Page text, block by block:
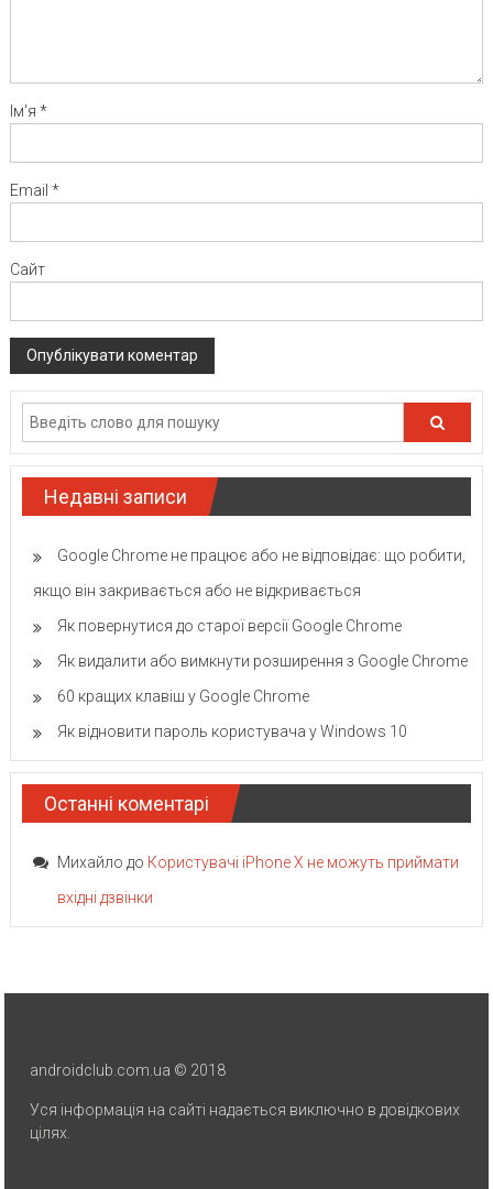
Ім'я *
Email *
Сайт
Недавні записи
Google Chrome не працює або не відповідає: що робити,
якщо він закривається або не відкривається
Як повернутися до старої версії Google Chrome
Як видалити або вимкнути розширення з Google Chrome
60 кращих клавіш у Google Chrome
Як відновити пароль користувача у Windows 10
Останні коментарі
Михайло до Користувачі iPhone X не можуть приймати
вхідні дзвінки
androidclub.com.ua © 2018
Уся інформація на сайті надається виключно в довідкових
цілях.